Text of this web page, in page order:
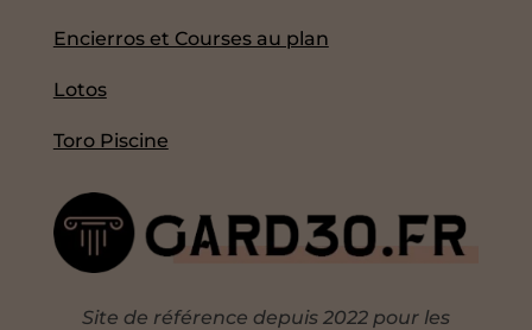
Encierros et Courses au plan
Lotos
Toro Piscine
Site de référence depuis 2022 pour les